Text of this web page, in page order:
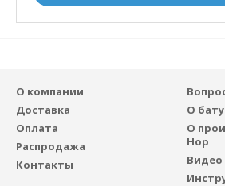
О компании
Доставка
Оплата
Распродажа
Контакты
О
О
Hop
Видео